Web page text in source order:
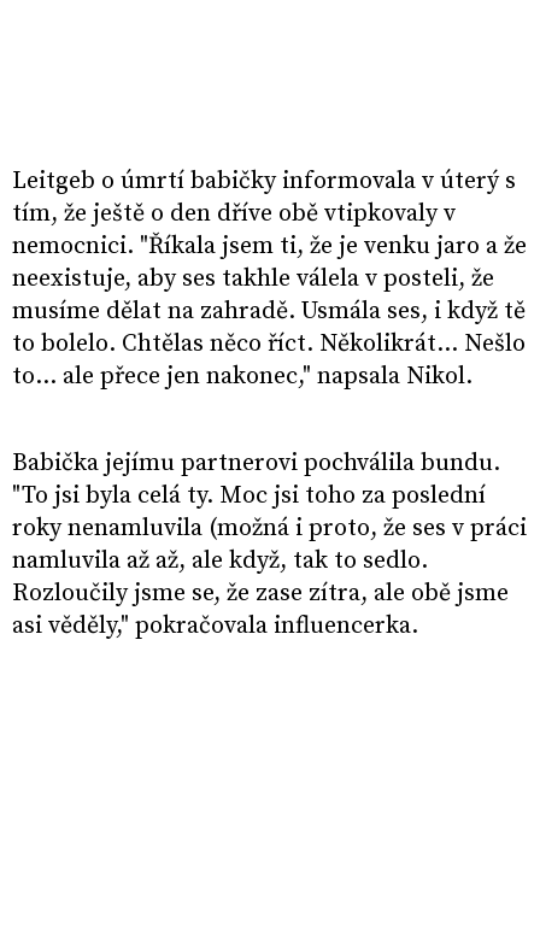
Leitgeb o úmrtí babičky informovala v úterý s
tím, že ještě o den dříve obě vtipkovaly v
nemocnici. "Říkala jsem ti, že je venku jaro a že
neexistuje, aby ses takhle válela v posteli, že
musíme dělat na zahradě. Usmála ses, i když tě
to bolelo. Chtělas něco říct. Několikrát… Nešlo
to… ale přece jen nakonec," napsala Nikol.
Babička jejímu partnerovi pochválila bundu.
"To jsi byla celá ty. Moc jsi toho za poslední
roky nenamluvila (možná i proto, že ses v práci
namluvila až až, ale když, tak to sedlo.
Rozloučily jsme se, že zase zítra, ale obě jsme
asi věděly," pokračovala influencerka.